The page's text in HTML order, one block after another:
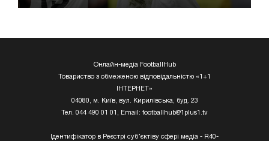
Онлайн-медіа FootballHub
Товариство з обмеженою відповідальністю «1+1
ІНТЕРНЕТ»
04080, м. Київ, вул. Кирилівська, буд. 23
Тел. 044 490 01 01, Email: footballhub@1plus1.tv
Ідентифікатор в Реєстрі суб’єктіву сфері медіа - R40-